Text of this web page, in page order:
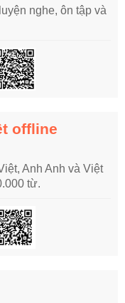
nghe, ôn tập và
offline
Anh Anh và Việt
từ.